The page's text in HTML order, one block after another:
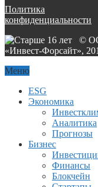
Политика
конфиденциальности
©
«Инвест-Форсайт»,
Меню
ESG
Экономика
Аналитика
Прогнозы
Бизнес
Финансы
Блокчейн